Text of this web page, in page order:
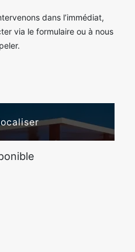
dans l’immédiat,
via le formulaire ou à nous